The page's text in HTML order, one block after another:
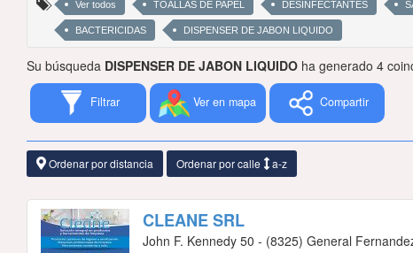
Ver todos TOALLAS DE PAPEL DESINFECTANTES
BACTERICIDAS DISPENSER DE JABON LIQUIDO
Su búsqueda DISPENSER DE JABON LIQUIDO ha generado 4
Filtrar Ver en mapa Compartir
Ordenar por distancia Ordenar por calle a-z
CLEANE SRL
John F. Kennedy 50 - (8325) General